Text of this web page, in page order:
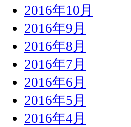
2016年10月
2016年9月
2016年8月
2016年7月
2016年6月
2016年5月
2016年4月